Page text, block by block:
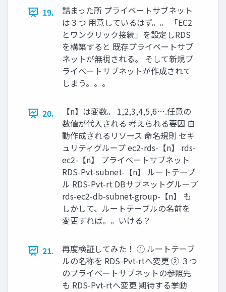
19.
詰まった所 プライベートサブネット
は３つ 用意しているはず。。 「EC2
とワンクリック接続」を設定しRDS
を構築すると 既存プライベートサブ
ネットが無視される。 そして新規プ
ライベートサブネットが作成されて
しまう。。。
20.
【n】は変数。 1,2,3,4,5,6….任意の
数値が代入される 考えられる要因 自
動作成されるリソース 命名規則 セキ
ュリティグループ ec2-rds-【n】 rds-
ec2-【n】 プライベートサブネット
RDS-Pvt-subnet-【n】 ルートテーブ
ル RDS-Pvt-rt DBサブネットグループ
rds-ec2-db-subnet-group-【n】 も
しかして、ルートテーブルの名前を
変更すれば。。いける？
21.
再度検証してみた！ ① ルートテーブ
ルの名称を RDS-Pvt-rtへ変更 ② ３つ
のプライベートサブネットの参照先
も RDS-Pvt-rtへ変更 期待する挙動